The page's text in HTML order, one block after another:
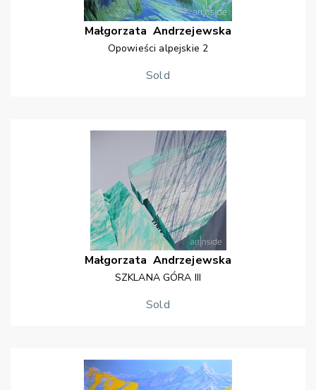
Małgorzata Andrzejewska
Opowieści alpejskie 2
Sold
Małgorzata Andrzejewska
SZKLANA GÓRA III
Sold